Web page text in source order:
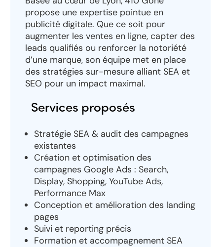
propose une expertise pointue en
publicité digitale. Que ce soit pour
augmenter les ventes en ligne, capter des
leads qualifiés ou renforcer la notoriété
d’une marque, son équipe met en place
des stratégies sur-mesure alliant SEA et
SEO pour un impact maximal.
Services proposés
Stratégie SEA & audit des campagnes
existantes
Création et optimisation des
campagnes Google Ads : Search,
Display, Shopping, YouTube Ads,
Performance Max
Conception et amélioration des landing
pages
Suivi et reporting précis
Formation et accompagnement SEA